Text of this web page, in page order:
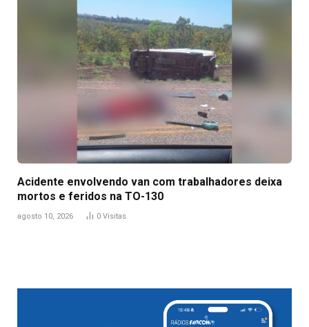
Acidente envolvendo van com trabalhadores deixa
mortos e feridos na TO-130
agosto 10, 2026 0 Visitas